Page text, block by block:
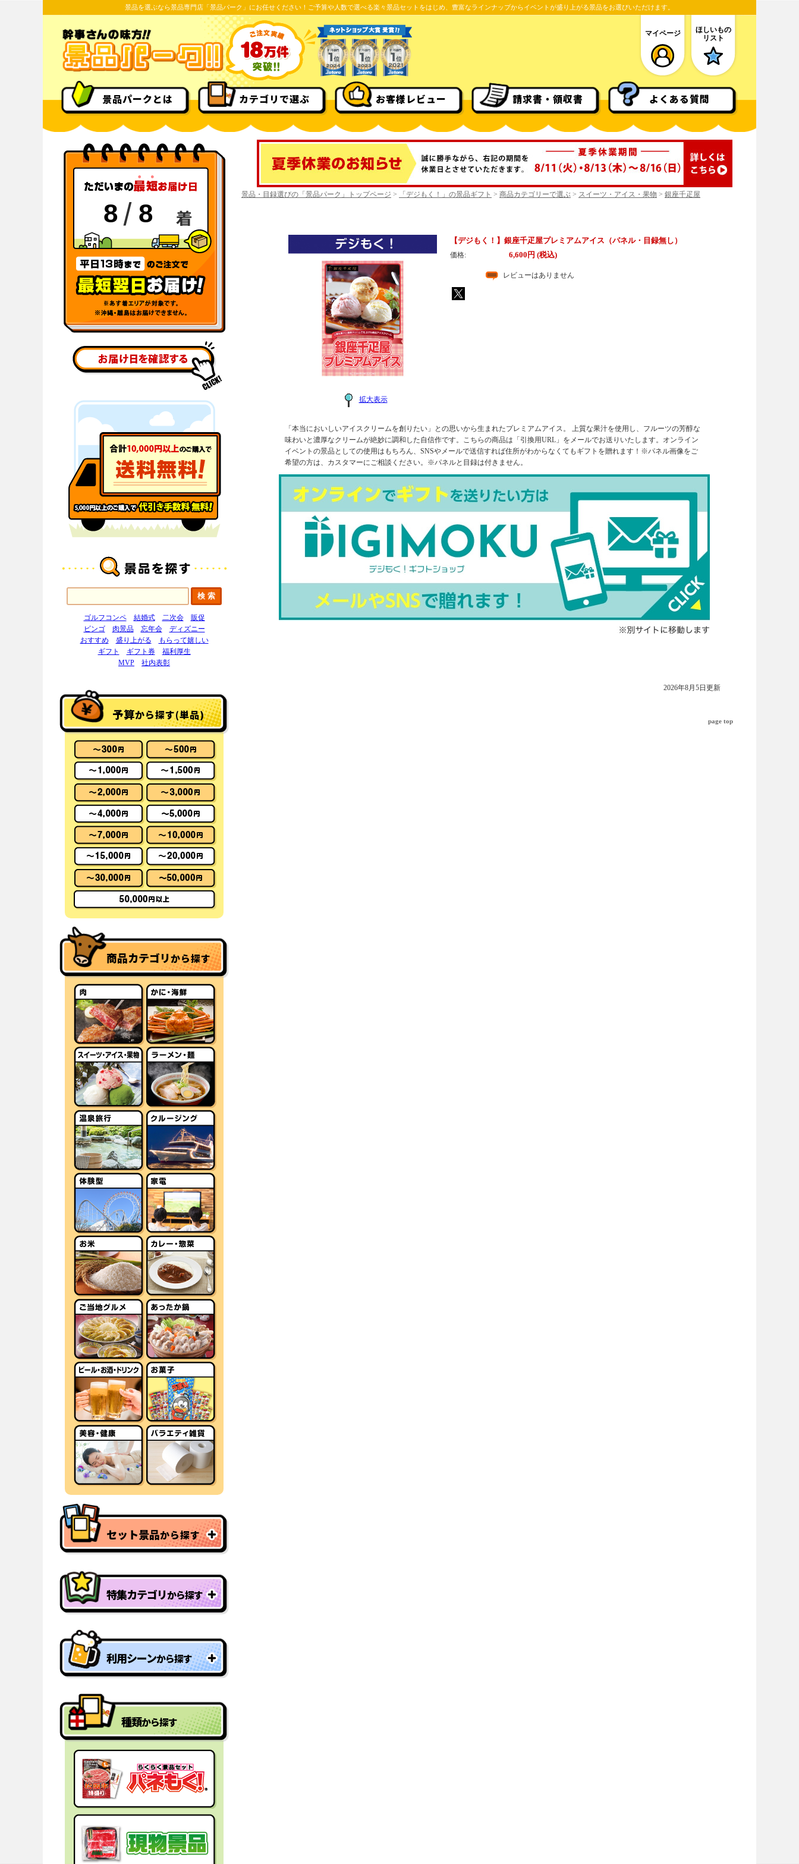
景品を選ぶなら景品専門店「景品パーク」にお任せください！ご予算や人数で選べる楽々景品セットをはじめ、豊富なラインナップからイベントが盛り上がる景品をお選びいただけます。
マイページ
ほしいもの
リスト
景品パークとは カテゴリで選ぶ お客様レビュー 請求書・領収書 よくある質問
8 / 8 着
ゴルフコンペ 結婚式 二次会
販促
ビンゴ
肉景品 忘年会
ディズニー
おすすめ
盛り上がる
もらって嬉しい
ギフト
ギフト券
福利厚生
MVP
社内表彰
予算から探す(単品)
商品カテゴリから探す
セット景品から探す
特集カテゴリから探す
型抜きパネル景品
一年分景品
参加賞・残念賞
スペシャルプライス
迷った時にはコレ！
盛り上げたい時はコレ！
利用シーンから探す
ゴルフコンペの景品
ビンゴ景品
宴会の景品
社内表彰の景品
種類から探す
景品・目録選びの「景品パーク」トップページ > 「デジもく！」の景品ギフト > 商品カテゴリーで選ぶ > スイーツ・アイス・果物 > 銀座千疋屋
拡大表示
【デジもく！】銀座千疋屋プレミアムアイス（パネル・目録無し）
価格: 6,600円 (税込)
レビューはありません
「本当においしいアイスクリームを創りたい」との思いから生まれたプレミアムアイス。 上質な果汁を使用し、フルーツの芳醇な
味わいと濃厚なクリームが絶妙に調和した自信作です。こちらの商品は「引換用URL」をメールでお送りいたします。オンライン
イベントの景品としての使用はもちろん、SNSやメールで送信すれば住所がわからなくてもギフトを贈れます！※パネル画像をご
希望の方は、カスタマーにご相談ください。※パネルと目録は付きません。
2026年8月5日更新
page top